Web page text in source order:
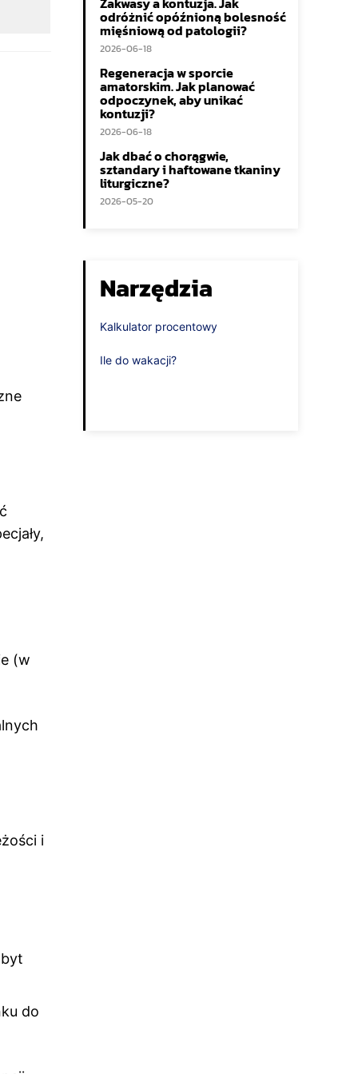
(w
i
do
odróżnić opóźnioną bolesność
mięśniową od patologii?
2026-06-18
Regeneracja w sporcie
amatorskim. Jak planować
odpoczynek, aby unikać
kontuzji?
2026-06-18
Jak dbać o chorągwie,
sztandary i haftowane tkaniny
liturgiczne?
2026-05-20
Narzędzia
Kalkulator procentowy
Ile do wakacji?